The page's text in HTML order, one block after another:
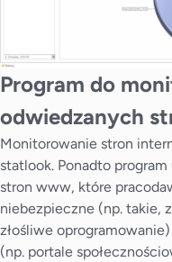
Program do
odwiedzanych
Monitorowanie stron
statlook. Ponadto
stron www, które
niebezpieczne (np. takie,
złośliwe
(np. portale